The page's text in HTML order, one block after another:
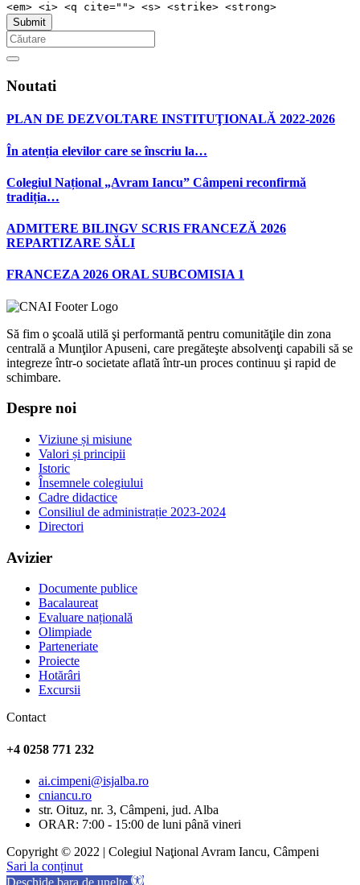
<em> <i> <q cite=""> <s> <strike> <strong>
Noutati
PLAN DE DEZVOLTARE INSTITUŢIONALĂ 2022-2026
În atenția elevilor care se înscriu la…
Colegiul Național „Avram Iancu” Câmpeni reconfirmă
tradiția…
ADMITERE BILINGV SCRIS FRANCEZĂ 2026
REPARTIZARE SĂLI
FRANCEZA 2026 ORAL SUBCOMISIA 1
Să fim o şcoală utilă şi performantă pentru comunităţile din zona
centrală a Munţilor Apuseni, care pregăteşte absolvenţi capabili să se
integreze într-o societate aflată într-un proces continuu şi rapid de
schimbare.
Despre noi
Viziune și misiune
Valori și principii
Istoric
Însemnele colegiului
Cadre didactice
Consiliul de administrație 2023-2024
Directori
Avizier
Documente publice
Bacalaureat
Evaluare națională
Olimpiade
Parteneriate
Proiecte
Hotărâri
Excursii
Contact
+4 0258 771 232
ai.cimpeni@isjalba.ro
cniancu.ro
str. Oituz, nr. 3, Câmpeni, jud. Alba
ORAR: 7:00 - 15:00 de luni până vineri
Copyright © 2022 | Colegiul Naţional Avram Iancu, Câmpeni
Sari la conținut
Deschide bara de unelte